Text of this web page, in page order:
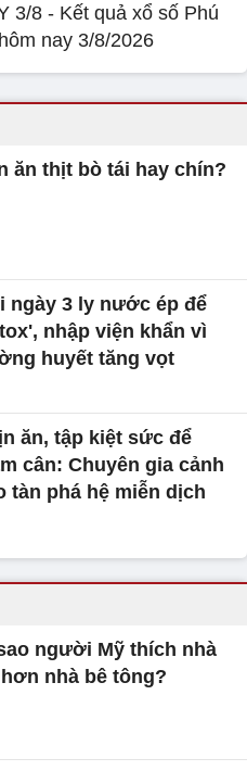
3/8 - Kết quả xổ số Phú
nay 3/8/2026
ăn thịt bò tái hay chín?
ngày 3 ly nước ép để
nhập viện khẩn vì
huyết tăng vọt
ăn, tập kiệt sức để
cân: Chuyên gia cảnh
tàn phá hệ miễn dịch
người Mỹ thích nhà
nhà bê tông?